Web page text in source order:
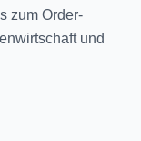
zum Order-
und